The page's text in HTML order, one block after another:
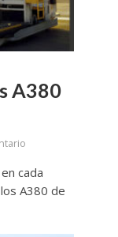
A380
cada
A380 de